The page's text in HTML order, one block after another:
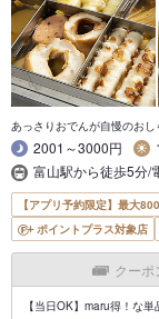
あっさりおでんが自慢のおし
2001～3000円
富山駅から徒歩5分/
【アプリ予約限定】最大
ポイントプラス対象店
クーポ
【当日OK】maru得！な